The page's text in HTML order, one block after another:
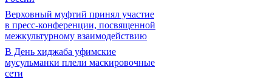
Верховный муфтий принял участие
в пресс-конференции, посвященной
межкультурному взаимодействию
В День хиджаба уфимские
мусульманки плели маскировочные
сети